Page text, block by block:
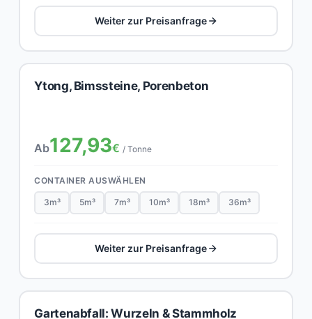
Weiter zur Preisanfrage
Ytong, Bimssteine, Porenbeton
Ab127,93€ / Tonne
CONTAINER AUSWÄHLEN
3m³ 5m³ 7m³ 10m³ 18m³ 36m³
Weiter zur Preisanfrage
Gartenabfall: Wurzeln & Stammholz